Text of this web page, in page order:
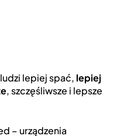
lepiej spać, lepiej
, szczęśliwsze i lepsze
– urządzenia